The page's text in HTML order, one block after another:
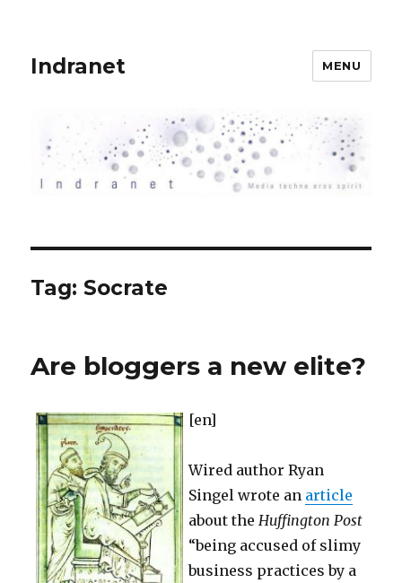
Indranet MENU
Tag: Socrate
Are bloggers a new elite?
[en]
Wired author Ryan
Singel wrote an article
about the Huffington Post
“being accused of slimy
business practices by a